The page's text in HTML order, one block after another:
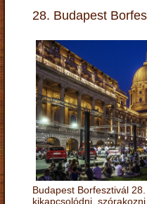
28. Budapest
Budapest Borfesztivál
kikapcsolódni,